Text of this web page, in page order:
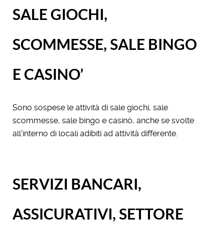
SALE GIOCHI,
SCOMMESSE, SALE BINGO
E CASINO’
Sono sospese le attività di sale giochi, sale
scommesse, sale bingo e casinò, anche se svolte
all’interno di locali adibiti ad attività differente.
SERVIZI BANCARI,
ASSICURATIVI, SETTORE